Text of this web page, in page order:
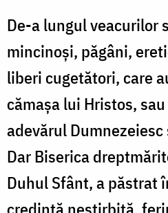
De-a lungul veacurilor
mincinoşi, păgâni,
liberi cugetători, care
cămaşa lui Hristos,
adevărul
Dar Biserica
Duhul Sfânt, a păstrat